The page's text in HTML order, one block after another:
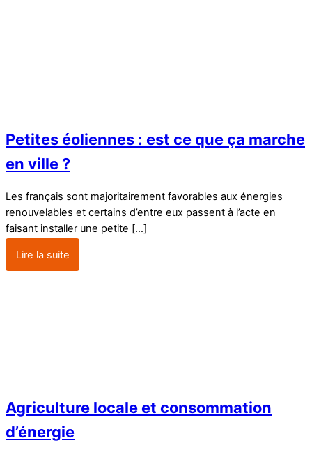
Petites éoliennes : est ce que ça marche
en ville ?
Les français sont majoritairement favorables aux énergies
renouvelables et certains d’entre eux passent à l’acte en
faisant installer une petite […]
Lire la suite
Agriculture locale et consommation
d’énergie